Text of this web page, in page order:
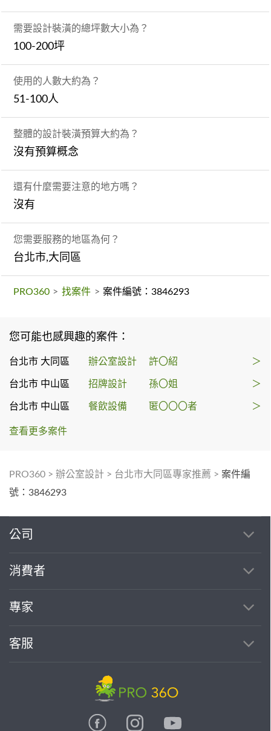
需要設計裝潢的總坪數大小為？
100-200坪
使用的人數大約為？
51-100人
整體的設計裝潢預算大約為？
沒有預算概念
還有什麼需要注意的地方嗎？
沒有
您需要服務的地區為何？
台北市,大同區
PRO360 > 找案件 > 案件編號：3846293
您可能也感興趣的案件：
台北市 大同區 辦公室設計 許〇紹 ＞
台北市 中山區 招牌設計 孫〇姐 ＞
台北市 中山區 餐飲設備 匿〇〇〇者 ＞
查看更多案件
PRO360 > 辦公室設計 > 台北市大同區專家推薦 > 案件編
號：3846293
公司
消費者
專家
客服